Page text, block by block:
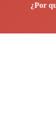
¿Por